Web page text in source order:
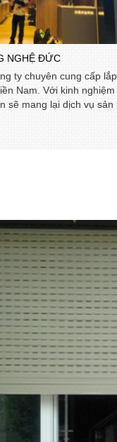
NGHỆ ĐỨC
ty chuyên cung cấp
Nam. Với kinh nghiệm
sẽ mang lại dịch vụ sản